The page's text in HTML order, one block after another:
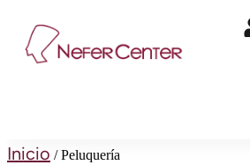
Inicio / Peluquería